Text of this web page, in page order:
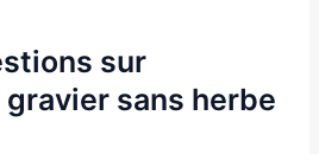
sur
gravier sans herbe